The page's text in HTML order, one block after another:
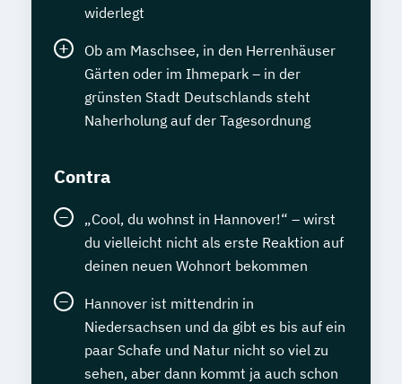
widerlegt
Ob am Maschsee, in den Herrenhäuser
Gärten oder im Ihmepark – in der
grünsten Stadt Deutschlands steht
Naherholung auf der Tagesordnung
Contra
„Cool, du wohnst in Hannover!“ – wirst
du vielleicht nicht als erste Reaktion auf
deinen neuen Wohnort bekommen
Hannover ist mittendrin in
Niedersachsen und da gibt es bis auf ein
paar Schafe und Natur nicht so viel zu
sehen, aber dann kommt ja auch schon